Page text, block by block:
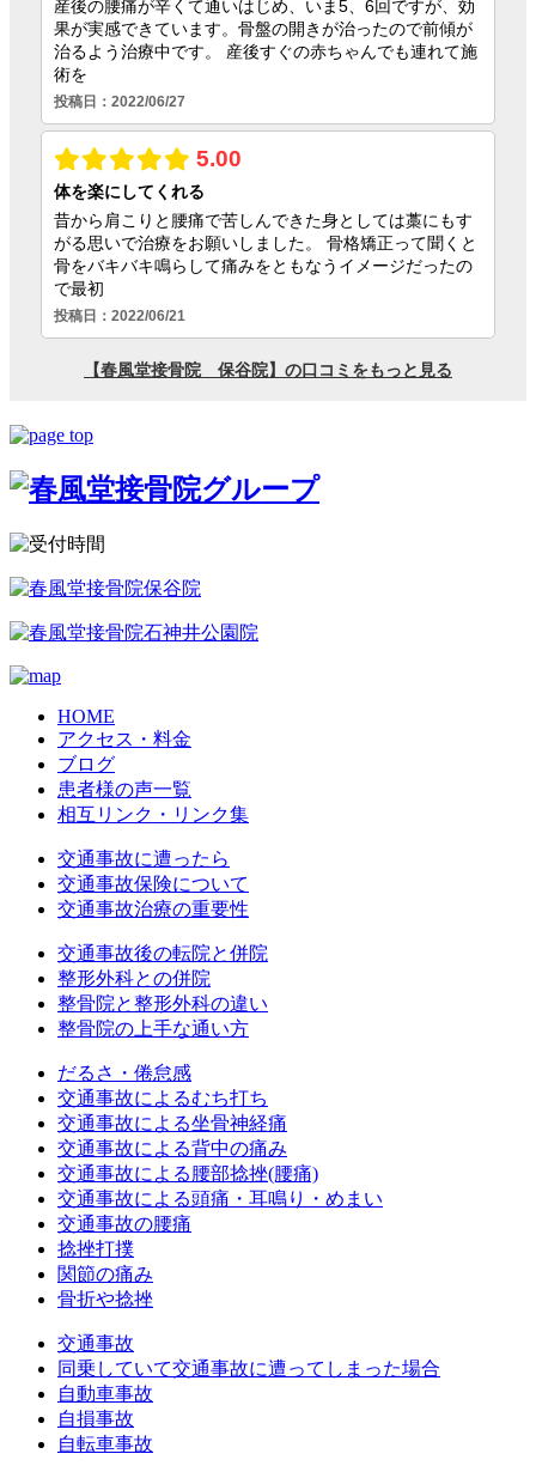
HOME
アクセス・料金
ブログ
患者様の声一覧
相互リンク・リンク集
交通事故に遭ったら
交通事故保険について
交通事故治療の重要性
交通事故後の転院と併院
整形外科との併院
整骨院と整形外科の違い
整骨院の上手な通い方
だるさ・倦怠感
交通事故によるむち打ち
交通事故による坐骨神経痛
交通事故による背中の痛み
交通事故による腰部捻挫(腰痛)
交通事故による頭痛・耳鳴り・めまい
交通事故の腰痛
捻挫打撲
関節の痛み
骨折や捻挫
交通事故
同乗していて交通事故に遭ってしまった場合
自動車事故
自損事故
自転車事故